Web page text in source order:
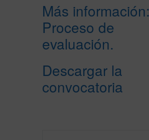
Más información:
Proceso de
evaluación.
Descargar la
convocatoria